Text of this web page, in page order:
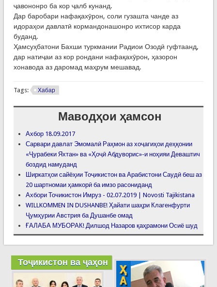
ҷавононро ба кор ҷалб кунанд.
Дар баробари нафақахӯрон, соли гузашта чанде аз
идораҳои давлатӣ кормандонашонро ихтисор карда
буданд.
Ҳамсуҳбатони Бахши туркмании Радиои Озодӣ гуфтаанд,
дар натиҷаи аз кор рондани нафақахӯрон, ҳазорон
хонавода аз даромад маҳрум мешавад.
Tags: Хабар
Маводҳои ҳамсон
Ахбор 18.09.2017
Сарвари давлат Эмомалӣ Раҳмон аз хоҷагиҳои деҳқонии
«Ҷурабеки Яхтан» ва «Ҳоҷӣ Абдуворис»-и ноҳияи Деваштич
боздид намуданд
Ширкатҳои сайёҳии Тоҷикистон ва Арабистони Саудӣ беш аз
20 шартномаи ҳамкорӣ ба имзо расониданд
Ахбори Точикистон Имруз - 02.07.2019 | Novosti Tajikistana
WILLKOMMEN IN DUSHANBE! Ҳайати шаҳри Клагенфурти
Ҷумҳурии Австрия ба Душанбе омад
ҒАЛАБА МУБОРАК! Дилшод Назаров қаҳрамони Осиё шуд
Тоҷикистон ва ҷаҳон